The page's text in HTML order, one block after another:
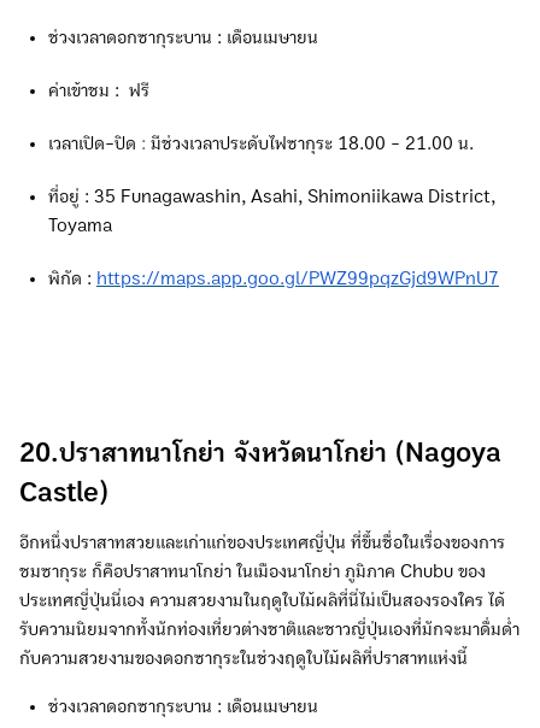
ช่วงเวลาดอกซากุระบาน : เดือนเมษายน
ค่าเข้าชม : ฟรี
เวลาเปิด-ปิด : มีช่วงเวลาประดับไฟซากุระ 18.00 - 21.00 น.
ที่อยู่ : 35 Funagawashin, Asahi, Shimoniikawa District,
Toyama
พิกัด : https://maps.app.goo.gl/PWZ99pqzGjd9WPnU7
20.ปราสาทนาโกย่า จังหวัดนาโกย่า (Nagoya
Castle)
อีกหนึ่งปราสาทสวยและเก่าแก่ของประเทศญี่ปุ่น ที่ขึ้นชื่อในเรื่องของการ
ชมซากุระ ก็คือปราสาทนาโกย่า ในเมืองนาโกย่า ภูมิภาค Chubu ของ
ประเทศญี่ปุ่นนี่เอง ความสวยงามในฤดูใบไม้ผลิที่นี่ไม่เป็นสองรองใคร ได้
รับความนิยมจากทั้งนักท่องเที่ยวต่างชาติและชาวญี่ปุ่นเองที่มักจะมาดื่มด่ำ
กับความสวยงามของดอกซากุระในช่วงฤดูใบไม้ผลิที่ปราสาทแห่งนี้
ช่วงเวลาดอกซากุระบาน : เดือนเมษายน